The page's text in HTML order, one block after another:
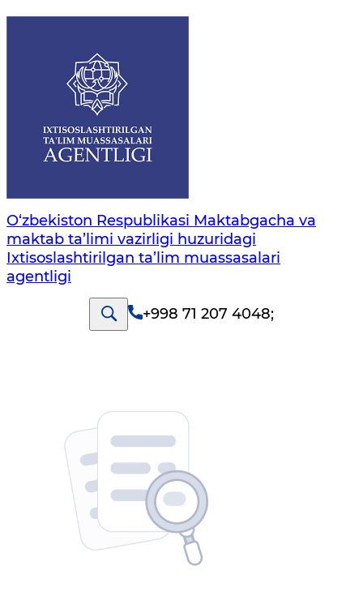
O‘zbekiston Respublikasi Maktabgacha va
maktab ta’limi vazirligi huzuridagi
Ixtisoslashtirilgan ta’lim muassasalari
agentligi
+998 71 207 4048;